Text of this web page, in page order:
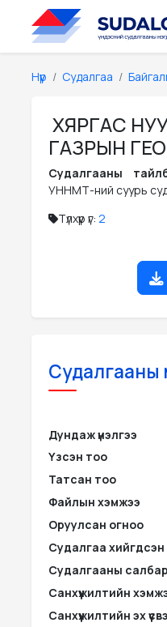
Нүүр Судалгаа
ХЯРГАС
ГАЗРЫН
Судалгааны
УННМТ-ний суурь
Түлхүүр үг: 2
Судалгааны
Дундаж үнэлгээ
Үзсэн тоо
Татсан тоо
Файлын хэмжээ
Оруулсан огноо
Судалгаа хийгдсэн
Судалгааны салбар
Санхүүжилтийн
Санхүүжилтийн эх